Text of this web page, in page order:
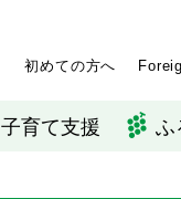
初めての方へ
子育て支援 ふ